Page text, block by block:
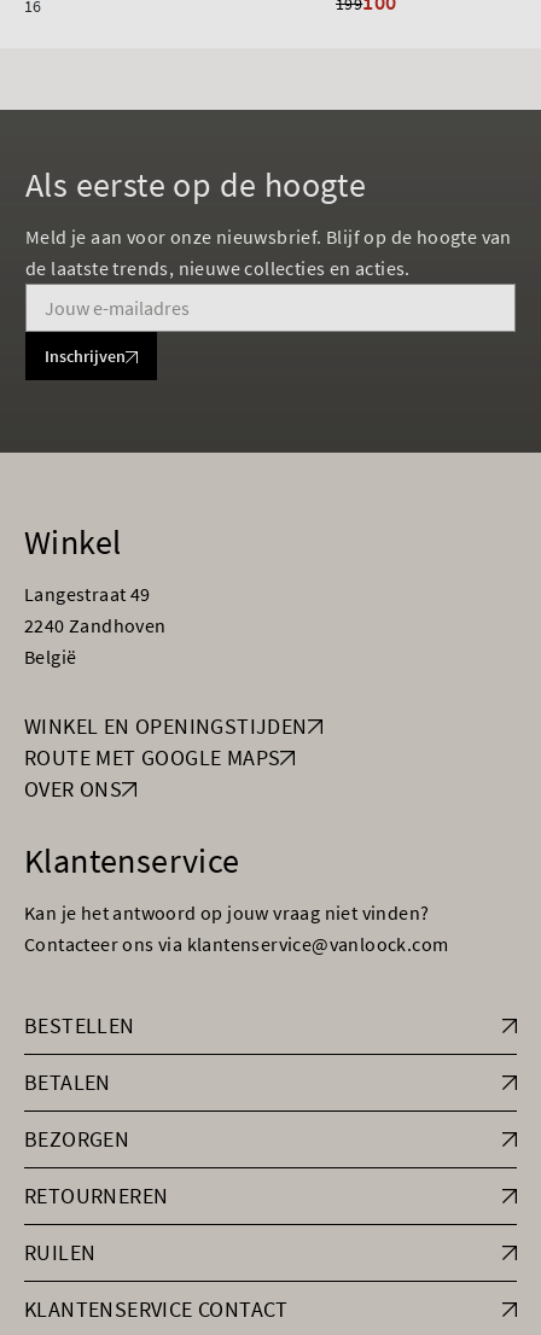
16
Als eerste op de hoogte
Meld je aan voor onze nieuwsbrief. Blijf op de hoogte van
de laatste trends, nieuwe collecties en acties.
Inschrijven
Winkel
Langestraat 49
2240 Zandhoven
België
WINKEL EN OPENINGSTIJDEN
ROUTE MET GOOGLE MAPS
OVER ONS
Klantenservice
Kan je het antwoord op jouw vraag niet vinden?
Contacteer ons via klantenservice@vanloock.com
BESTELLEN
BETALEN
BEZORGEN
RETOURNEREN
RUILEN
KLANTENSERVICE CONTACT